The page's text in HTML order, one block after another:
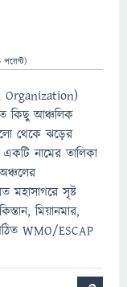
পয়েন্ট)
Organization)
কিছু আঞ্চলিক
থেকে ঝড়ের
নামের তালিকা
মহাসাগরে সৃষ্ট
মিয়ানমার,
WMO/ESCAP